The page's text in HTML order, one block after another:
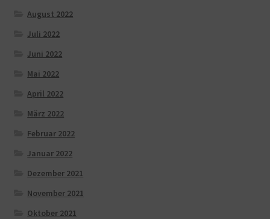
August 2022
Juli 2022
Juni 2022
Mai 2022
April 2022
März 2022
Februar 2022
Januar 2022
Dezember 2021
November 2021
Oktober 2021